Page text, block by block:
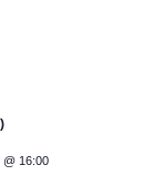
16:00